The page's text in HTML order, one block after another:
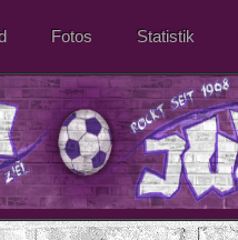
Fotos Statistik